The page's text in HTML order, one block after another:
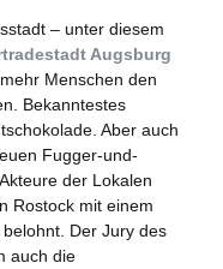
– unter diesem
Augsburg
Menschen den
Bekanntestes
Aber auch
Fugger-und-
der Lokalen
Rostock mit einem
Der Jury des
auch die